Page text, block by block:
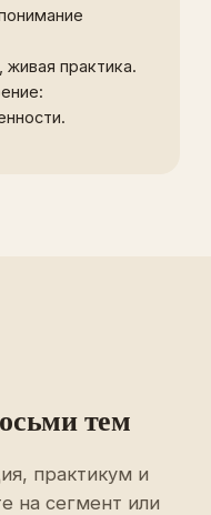
практика.
тем
практикум и
на сегмент или